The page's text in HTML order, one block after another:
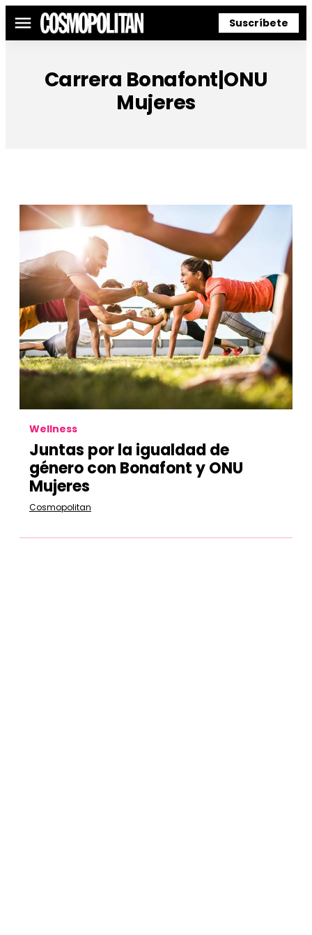
Menú Suscríbete
Carrera Bonafont|ONU
Mujeres
Wellness
Juntas por la igualdad de
género con Bonafont y ONU
Mujeres
Cosmopolitan